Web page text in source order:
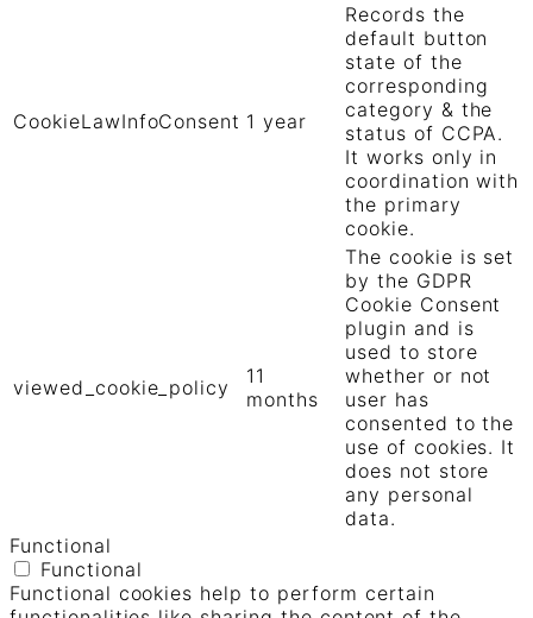
CookieLawInfoConsent 1 year
Records the
default button
state of the
corresponding
category & the
status of CCPA.
It works only in
coordination with
the primary
cookie.
viewed_cookie_policy
11
months
The cookie is set
by the GDPR
Cookie Consent
plugin and is
used to store
whether or not
user has
consented to the
use of cookies. It
does not store
any personal
data.
Functional
Functional
Functional cookies help to perform certain